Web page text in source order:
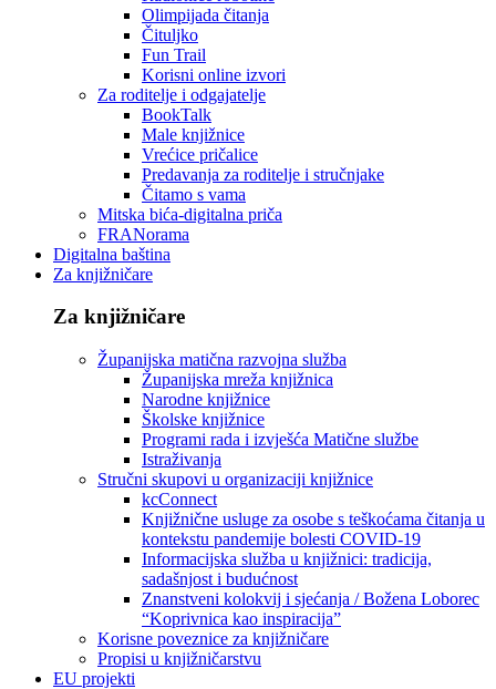
Olimpijada čitanja
Čituljko
Fun Trail
Korisni online izvori
Za roditelje i odgajatelje
BookTalk
Male knjižnice
Vrećice pričalice
Predavanja za roditelje i stručnjake
Čitamo s vama
Mitska bića-digitalna priča
FRANorama
Digitalna baština
Za knjižničare
Za knjižničare
Županijska matična razvojna služba
Županijska mreža knjižnica
Narodne knjižnice
Školske knjižnice
Programi rada i izvješća Matične službe
Istraživanja
Stručni skupovi u organizaciji knjižnice
kcConnect
Knjižnične usluge za osobe s teškoćama čitanja u
kontekstu pandemije bolesti COVID-19
Informacijska služba u knjižnici: tradicija,
sadašnjost i budućnost
Znanstveni kolokvij i sjećanja / Božena Loborec
“Koprivnica kao inspiracija”
Korisne poveznice za knjižničare
Propisi u knjižničarstvu
EU projekti